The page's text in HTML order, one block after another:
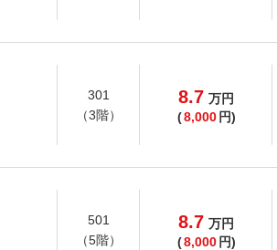
301
（3階）
8.7 万円
(8,000 円)
501
（5階）
8.7 万円
(8,000 円)